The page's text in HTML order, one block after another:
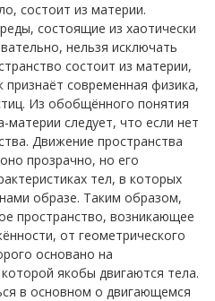
состоит из материи.
состоящие из хаотически
нельзя исключать
состоит из материи,
признаёт современная физика,
Из обобщённого понятия
материи следует, что если нет
Движение пространства
прозрачно, но его
тел, в которых
образе. Таким образом,
пространство, возникающее
от геометрического
основано на
якобы двигаются тела.
в основном о двигающемся